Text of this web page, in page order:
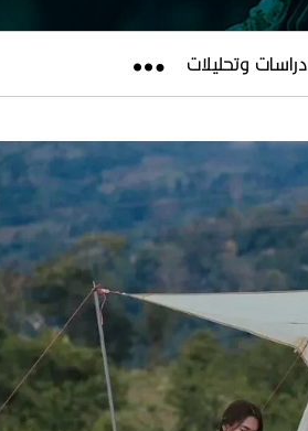
دراسات وتحليلات